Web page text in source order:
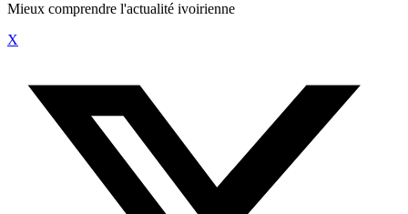
Mieux comprendre l'actualité ivoirienne
X